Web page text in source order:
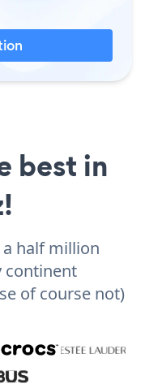
best in
a half million
continent
of course not)